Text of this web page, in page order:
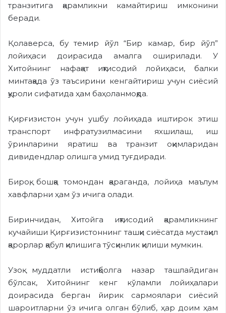
транзитига қарамликни камайтириш имконини
беради.
Қолаверса, бу темир йўл “Бир камар, бир йўл”
лойиҳаси доирасида амалга оширилади. У
Хитойнинг нафақат иқтисодий лойиҳаси, балки
минтақада ўз таъсирини кенгайтириш учун сиёсий
қуроли сифатида ҳам баҳоланмоқда.
Қирғизистон учун ушбу лойиҳада иштирок этиш
транспорт инфратузилмасини яхшилаш, иш
ўринларини яратиш ва транзит оқимларидан
дивидендлар олишга умид туғдиради.
Бироқ, бошқа томондан қараганда, лойиҳа маълум
хавфларни ҳам ўз ичига олади.
Биринчидан, Хитойга иқтисодий қарамликнинг
кучайиши Қирғизистоннинг ташқи сиёсатда мустақил
қарорлар қабул қилишига тўсқинлик қилиши мумкин.
Узоқ муддатли истиқболга назар ташлайдиган
бўлсак, Хитойнинг кенг кўламли лойиҳалари
доирасида берган йирик сармоялари сиёсий
шароитларни ўз ичига олган бўлиб, ҳар доим ҳам